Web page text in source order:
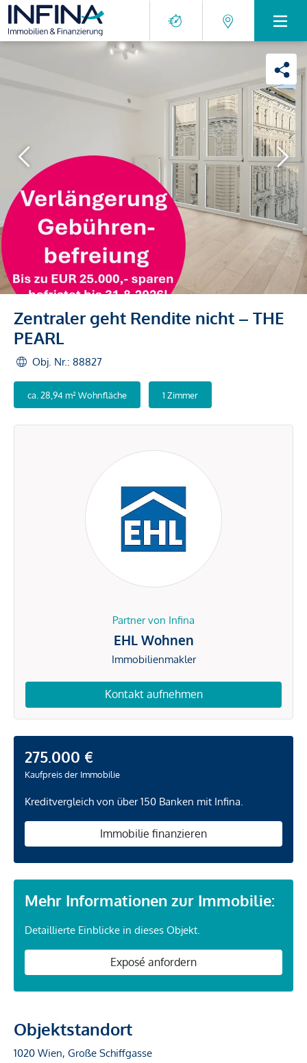
Zentraler geht Rendite nicht – THE
PEARL
Obj. Nr.: 88827
ca. 28,94 m² Wohnfläche 1 Zimmer
Partner von Infina
EHL Wohnen
Immobilienmakler
Kontakt aufnehmen
275.000 €
Kaufpreis der Immobilie
Kreditvergleich von über 150 Banken mit Infina.
Immobilie finanzieren
Mehr Informationen zur Immobilie:
Detaillierte Einblicke in dieses Objekt.
Exposé anfordern
Objektstandort
1020 Wien, Große Schiffgasse